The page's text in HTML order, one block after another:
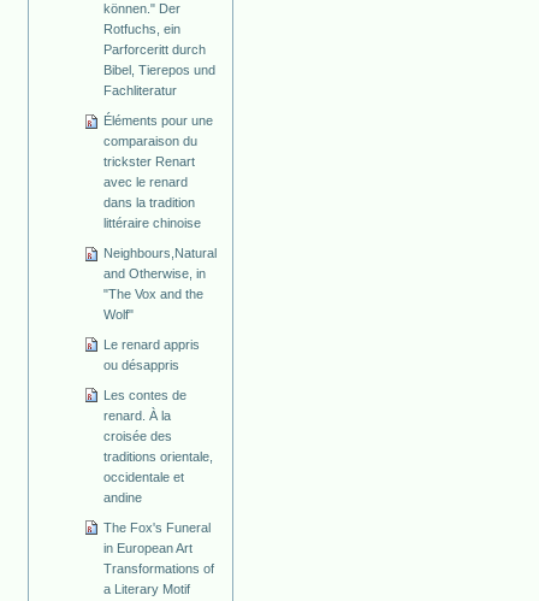
können." Der
Rotfuchs, ein
Parforceritt durch
Bibel, Tierepos und
Fachliteratur
Éléments pour une
comparaison du
trickster Renart
avec le renard
dans la tradition
littéraire chinoise
Neighbours,Natural
and Otherwise, in
"The Vox and the
Wolf"
Le renard appris
ou désappris
Les contes de
renard. À la
croisée des
traditions orientale,
occidentale et
andine
The Fox's Funeral
in European Art
Transformations of
a Literary Motif